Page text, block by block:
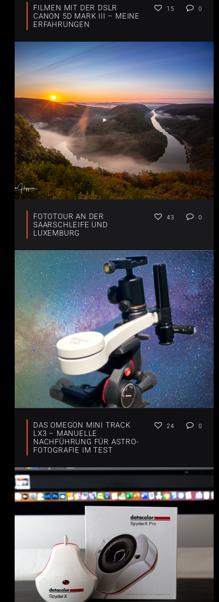
FILMEN MIT DER DSLR
CANON 5D MARK III – MEINE
ERFAHRUNGEN
15 0
FOTOTOUR AN DER
SAARSCHLEIFE UND
LUXEMBURG
43 0
DAS OMEGON MINI TRACK
LX3 – MANUELLE
NACHFÜHRUNG FÜR ASTRO-
FOTOGRAFIE IM TEST
24 0